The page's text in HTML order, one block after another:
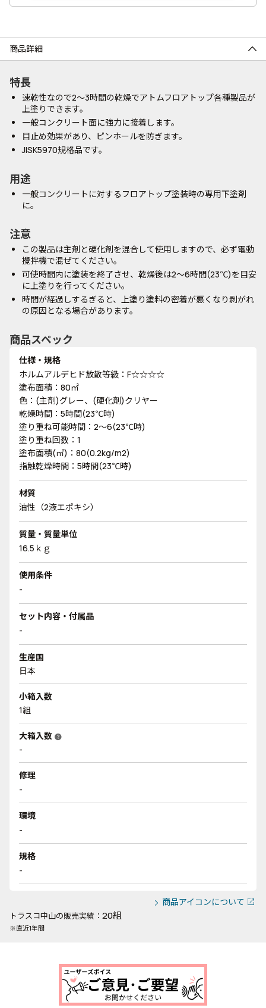
商品詳細
特長
速乾性なので2～3時間の乾燥でアトムフロアトップ各種製品が
上塗りできます。
一般コンクリート面に強力に接着します。
目止め効果があり、ピンホールを防ぎます。
JISK5970規格品です。
用途
一般コンクリートに対するフロアトップ塗装時の専用下塗剤
に。
注意
この製品は主剤と硬化剤を混合して使用しますので、必ず電動
攪拌機で混ぜてください。
可使時間内に塗装を終了させ、乾燥後は2～6時間(23℃)を目安
に上塗りを行ってください。
時間が経過しするぎると、上塗り塗料の密着が悪くなり剥がれ
の原因となる場合があります。
商品スペック
仕様・規格
ホルムアルデヒド放散等級：F☆☆☆☆
塗布面積：80㎡
色：(主剤)グレー、(硬化剤)クリヤー
乾燥時間：5時間(23℃時)
塗り重ね可能時間：2～6(23℃時)
塗り重ね回数：1
塗布面積(㎡)：80(0.2kg/m2)
指触乾燥時間：5時間(23℃時)
材質
油性（2液エポキシ）
質量・質量単位
16.5ｋｇ
使用条件
-
セット内容・付属品
-
生産国
日本
小箱入数
1組
大箱入数 help
-
修理
-
環境
-
規格
-
商品アイコンについて
トラスコ中山の販売実績： 20組
※直近1年間